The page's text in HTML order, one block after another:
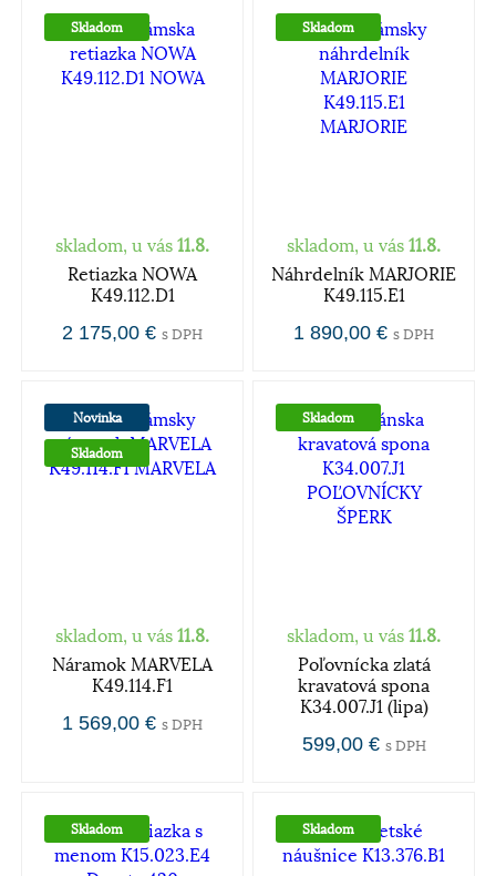
Skladom
skladom, u vás 11.8.
Retiazka NOWA
K49.112.D1
2 175,00 € s DPH
Skladom
skladom, u vás 11.8.
Náhrdelník MARJORIE
K49.115.E1
1 890,00 € s DPH
Novinka
Skladom
skladom, u vás 11.8.
Náramok MARVELA
K49.114.F1
1 569,00 € s DPH
Skladom
skladom, u vás 11.8.
Poľovnícka zlatá
kravatová spona
K34.007.J1 (lipa)
599,00 € s DPH
Skladom Skladom